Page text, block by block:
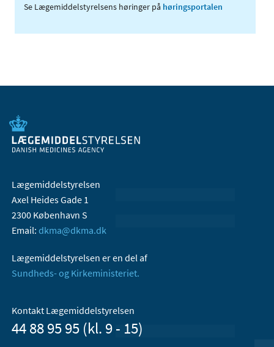
Se Lægemiddelstyrelsens høringer på høringsportalen
Lægemiddelstyrelsen
Axel Heides Gade 1
2300 København S
Email: dkma@dkma.dk
Lægemiddelstyrelsen er en del af
Sundheds- og Kirkeministeriet.
Kontakt Lægemiddelstyrelsen
44 88 95 95 (kl. 9 - 15)